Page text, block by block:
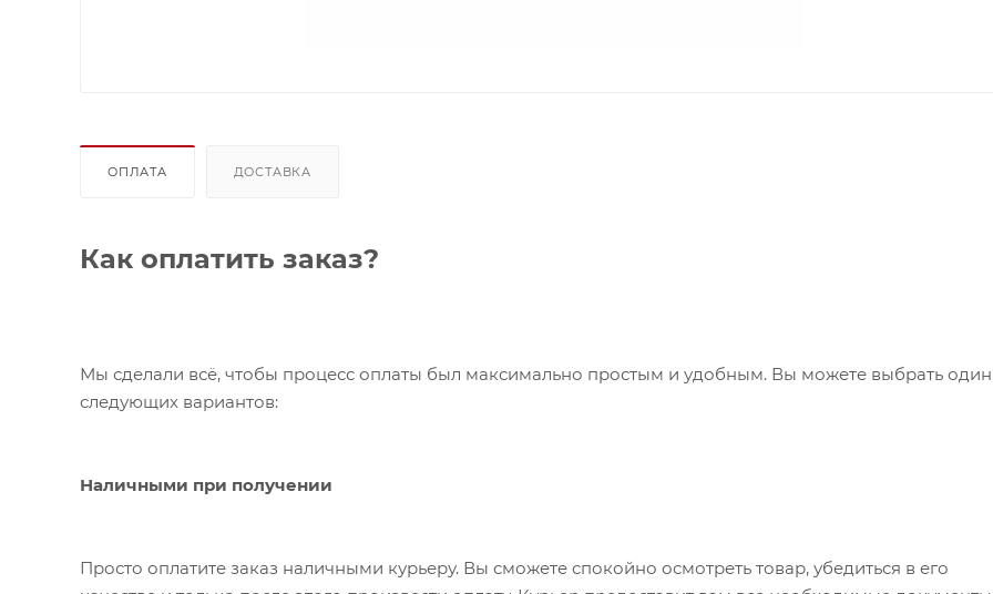
ОПЛАТА ДОСТАВКА
Как оплатить заказ?
Мы сделали всё, чтобы процесс оплаты был максимально простым и удобным. Вы можете выбрать
следующих вариантов:
Наличными при получении
Просто оплатите заказ наличными курьеру. Вы сможете спокойно осмотреть товар, убедиться в его